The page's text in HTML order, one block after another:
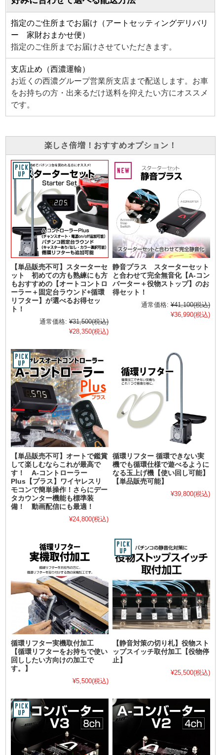
指定のご住所までお届け（アートセッティングデリバリ
ー 家財おまかせ便）
指定のご住所までお届けさせていただきます。
支店止め（西濃運輸）
お近くの西濃グループ営業所支店まで配送します。お車
をお持ちの方・出来るだけ送料を抑えたい方にオススメ
です。
楽しさ倍増！おすすめオプション！
【単品販売不可】スターターセ
ット 初めての方も熟練にも方
もおすすめの【オートコントロ
ーラー＋固定台ラウンド+循環
リフター】が選べるお得セッ
ト！
通常価格: ¥31,500(税込)
¥28,350(税込)
静音プラス スターターセット
と合わせて完全無音化【A-コン
バーター＋役物ストップ】のお
得セット！
通常価格: ¥41,100(税込)
¥36,990(税込)
【単品販売不可】オートで鑑賞
して楽しむならこれが最高で
す！ A-コントローラー
Plus【プラス】ワイヤレスリ
モコンで簡単操作！さらにデー
タカウンター機能も標準装
備！ 動画配信にも最適！
¥24,800(税込)
循環リフター 循環できない実
機でも循環仕様で遊べるように
なる玉上げ機【使い回し可能】
【単品販売可能】
¥39,800(税込)
循環リフター実機取付加工
【循環リフターをお持ちで使い
回ししたい方向けの加工で
す。】
¥5,500(税込)
【静音対策の切り札】役物スト
ップスイッチ取付加工【役物停
止】
¥25,500(税込)